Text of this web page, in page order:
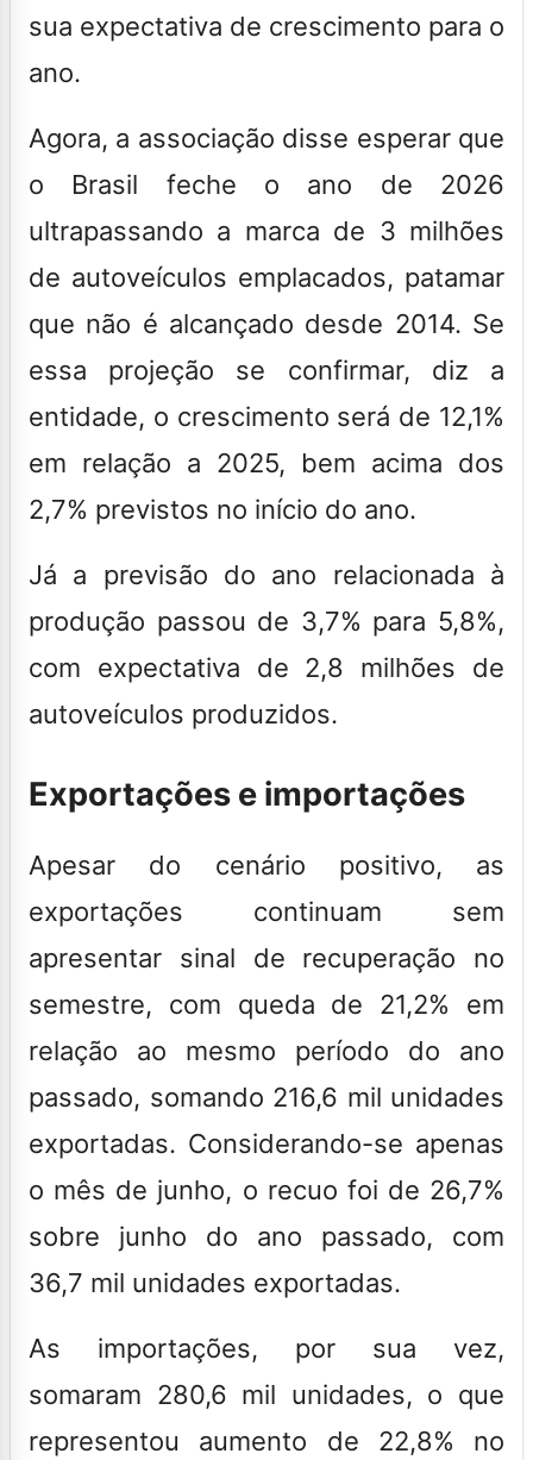
sua expectativa de crescimento para o
ano.
Agora, a associação disse esperar que
o Brasil feche o ano de 2026
ultrapassando a marca de 3 milhões
de autoveículos emplacados, patamar
que não é alcançado desde 2014. Se
essa projeção se confirmar, diz a
entidade, o crescimento será de 12,1%
em relação a 2025, bem acima dos
2,7% previstos no início do ano.
Já a previsão do ano relacionada à
produção passou de 3,7% para 5,8%,
com expectativa de 2,8 milhões de
autoveículos produzidos.
Exportações e importações
Apesar do cenário positivo, as
exportações continuam sem
apresentar sinal de recuperação no
semestre, com queda de 21,2% em
relação ao mesmo período do ano
passado, somando 216,6 mil unidades
exportadas. Considerando-se apenas
o mês de junho, o recuo foi de 26,7%
sobre junho do ano passado, com
36,7 mil unidades exportadas.
As importações, por sua vez,
somaram 280,6 mil unidades, o que
representou aumento de 22,8% no